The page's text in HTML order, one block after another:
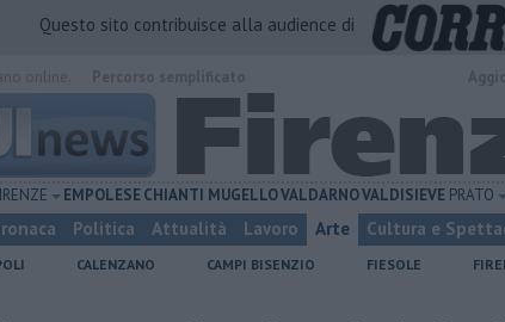
Questo sito contribuisce alla audience di
EMPOLESECHIANTI MUGELLOVALDARNOVALDISIEVE PRATO
Politica Attualità Lavoro Arte Cultura e
CALENZANO CAMPI BISENZIO FIESOLE